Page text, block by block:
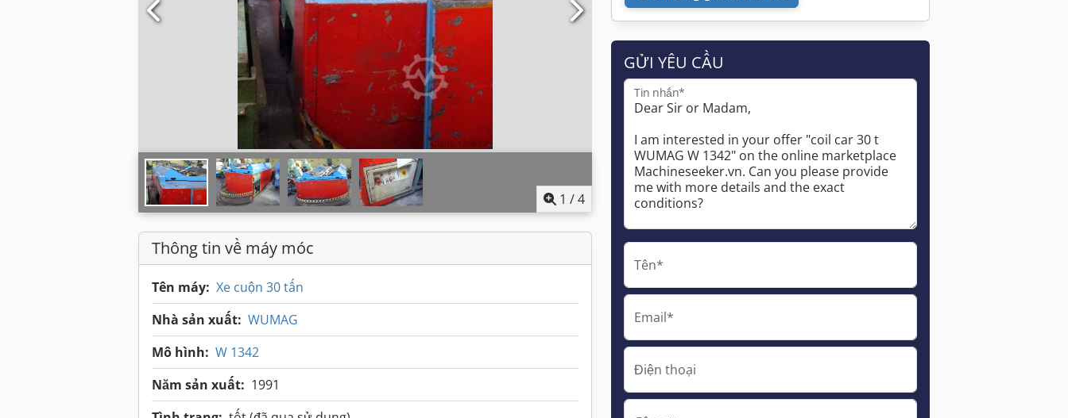
1 /4
Thông tin về máy móc
Tên máy: Xe cuộn 30 tấn
Nhà sản xuất: WUMAG
Mô hình: W 1342
Năm sản xuất: 1991
GỬI YÊU CẦU
Tin nhắn*
Tên*
Email*
Điện thoại